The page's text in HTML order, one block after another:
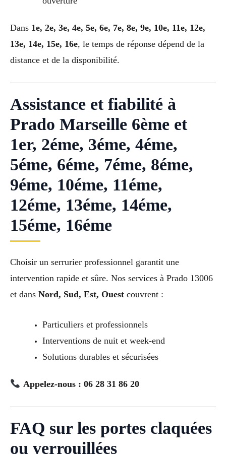
Dans 1e, 2e, 3e, 4e, 5e, 6e, 7e, 8e, 9e, 10e, 11e, 12e,
13e, 14e, 15e, 16e, le temps de réponse dépend de la
distance et de la disponibilité.
Assistance et fiabilité à
Prado Marseille 6ème et
1er, 2éme, 3éme, 4éme,
5éme, 6éme, 7éme, 8éme,
9éme, 10éme, 11éme,
12éme, 13éme, 14éme,
15éme, 16éme
Choisir un serrurier professionnel garantit une
intervention rapide et sûre. Nos services à Prado 13006
et dans Nord, Sud, Est, Ouest couvrent :
Particuliers et professionnels
Interventions de nuit et week-end
Solutions durables et sécurisées
Appelez-nous : 06 28 31 86 20
FAQ sur les portes claquées
ou verrouillées